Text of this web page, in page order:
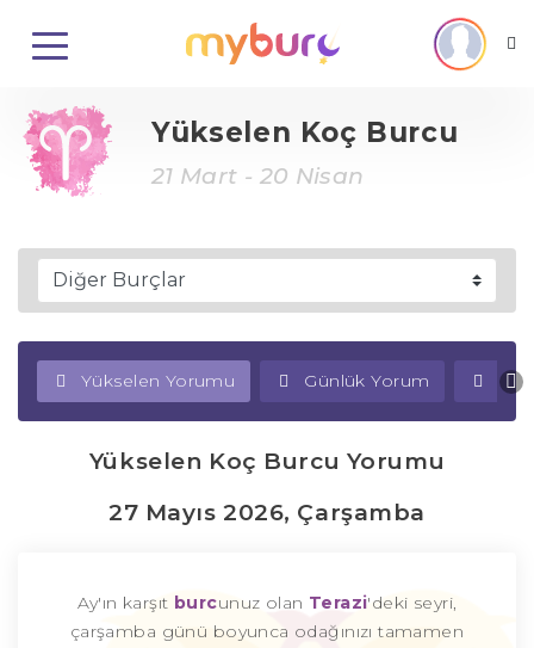
Yükselen Koç Burcu
21 Mart - 20 Nisan
Yükselen Yorumu Günlük Yorum
Yükselen Koç Burcu Yorumu
27 Mayıs 2026, Çarşamba
Ay'ın karşıt burcunuz olan Terazi'deki seyri,
çarşamba günü boyunca odağınızı tamamen